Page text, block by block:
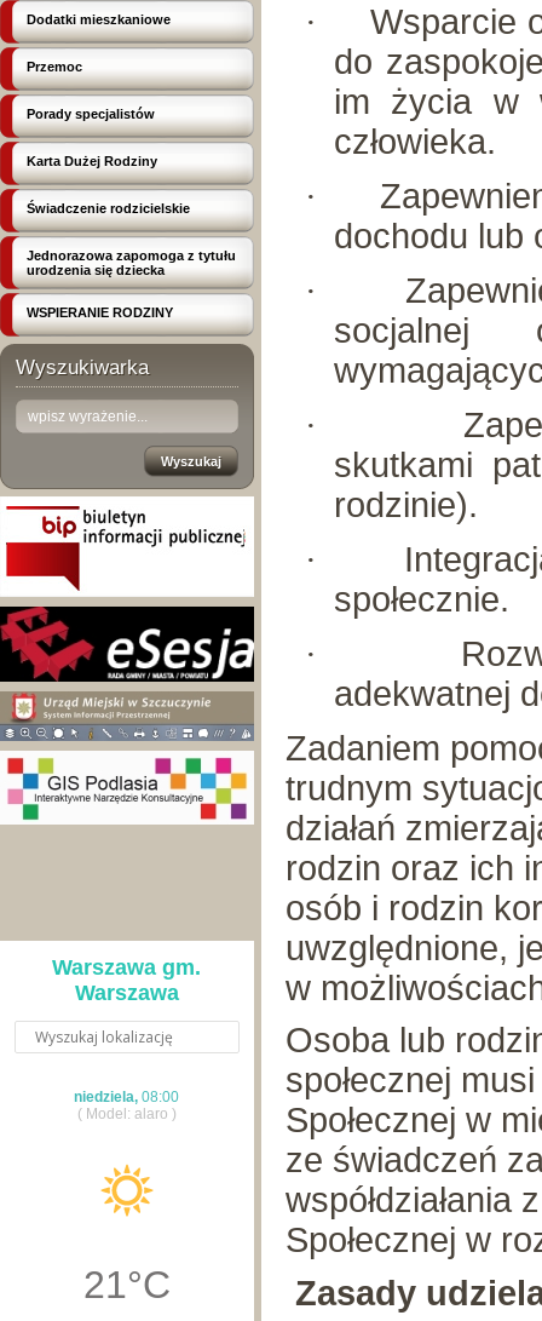
Dodatki mieszkaniowe
Przemoc
Porady specjalistów
Karta Dużej Rodziny
Świadczenie rodzicielskie
Jednorazowa zapomoga z tytułu
urodzenia się dziecka
WSPIERANIE RODZINY
Wyszukiwarka
Warszawa gm.
Warszawa
niedziela,08:00
( Model: alaro )
21°C
·
Wsparcie
do
im życia w
człowieka.
·
dochodu lub
·
socjalnej
·
skutkami
rodzinie).
·
społecznie.
·
adekwatnej
Zadaniem
trudnym
działań
rodzin oraz ich
osób i rodzin
uwzględnione,
w
Osoba lub
społecznej
Społecznej w
ze świadczeń
Społecznej w
Zasady